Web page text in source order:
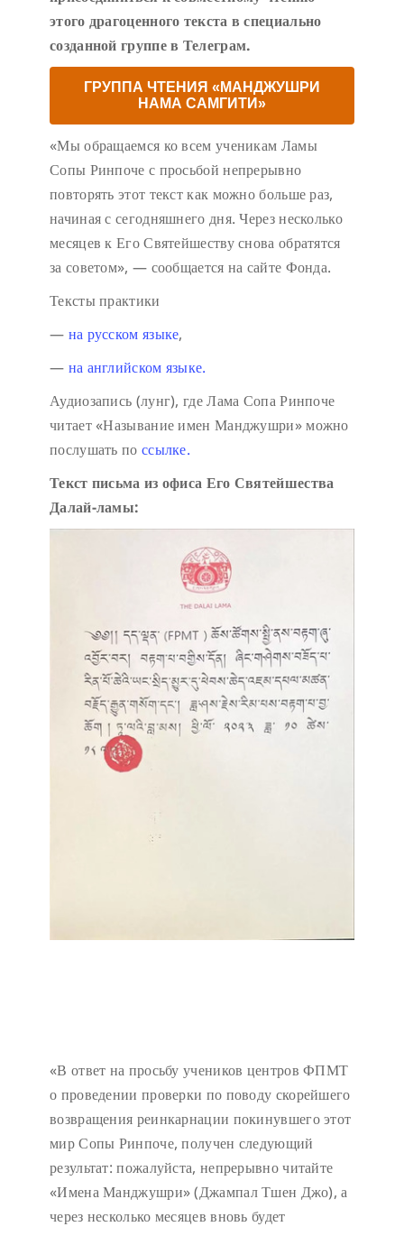
этого драгоценного текста в специально
созданной группе в Телеграм.
ГРУППА ЧТЕНИЯ «МАНДЖУШРИ
НАМА САМГИТИ»
«Мы обращаемся ко всем ученикам Ламы
Сопы Ринпоче с просьбой непрерывно
повторять этот текст как можно больше раз,
начиная с сегодняшнего дня. Через несколько
месяцев к Его Святейшеству снова обратятся
за советом», — сообщается на сайте Фонда.
Тексты практики
— на русском языке,
— на английском языке.
Аудиозапись (лунг), где Лама Сопа Ринпоче
читает «Называние имен Манджушри» можно
послушать по ссылке.
Текст письма из офиса Его Святейшества
Далай-ламы:
«В ответ на просьбу учеников центров ФПМТ
о проведении проверки по поводу скорейшего
возвращения реинкарнации покинувшего этот
мир Сопы Ринпоче, получен следующий
результат: пожалуйста, непрерывно читайте
«Имена Манджушри» (Джампал Тшен Джо), а
через несколько месяцев вновь будет